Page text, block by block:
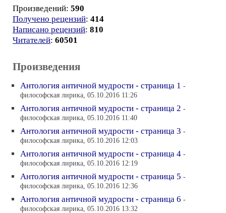
Произведений: 590
Получено рецензий: 414
Написано рецензий: 810
Читателей: 60501
Произведения
Антология античной мудрости - страница 1 -
философская лирика, 05.10.2016 11:26
Антология античной мудрости - страница 2 -
философская лирика, 05.10.2016 11:40
Антология античной мудрости - страница 3 -
философская лирика, 05.10.2016 12:03
Антология античной мудрости - страница 4 -
философская лирика, 05.10.2016 12:19
Антология античной мудрости - страница 5 -
философская лирика, 05.10.2016 12:36
Антология античной мудрости - страница 6 -
философская лирика, 05.10.2016 13:32